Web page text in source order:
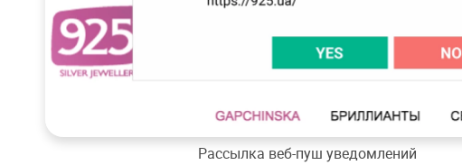
Рассылка веб-пуш уведомлений